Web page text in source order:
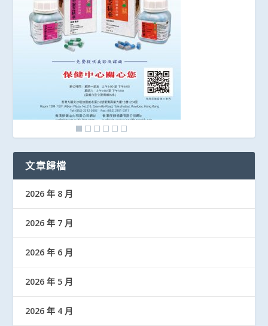
文章歸檔
2026 年 8 月
2026 年 7 月
2026 年 6 月
2026 年 5 月
2026 年 4 月